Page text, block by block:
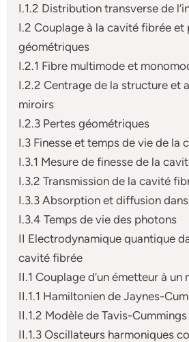
I.1.2 Distribution transverse de
I.2 Couplage à la cavité fibrée et
géométriques
I.2.1 Fibre multimode et
I.2.2 Centrage de la structure et
miroirs
I.2.3 Pertes géométriques
I.3 Finesse et temps de vie de la
I.3.1 Mesure de finesse de la
I.3.2 Transmission de la cavité
I.3.3 Absorption et diffusion
I.3.4 Temps de vie des photons
II Electrodynamique quantique
cavité fibrée
II.1 Couplage d’un émetteur à
II.1.1 Hamiltonien de Jaynes-
II.1.2 Modèle de Tavis-Cummings
II.1.3 Oscillateurs harmoniques